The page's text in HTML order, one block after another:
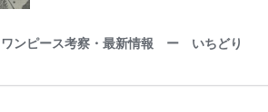
ワンピース考察・最新情報 ー いちどり